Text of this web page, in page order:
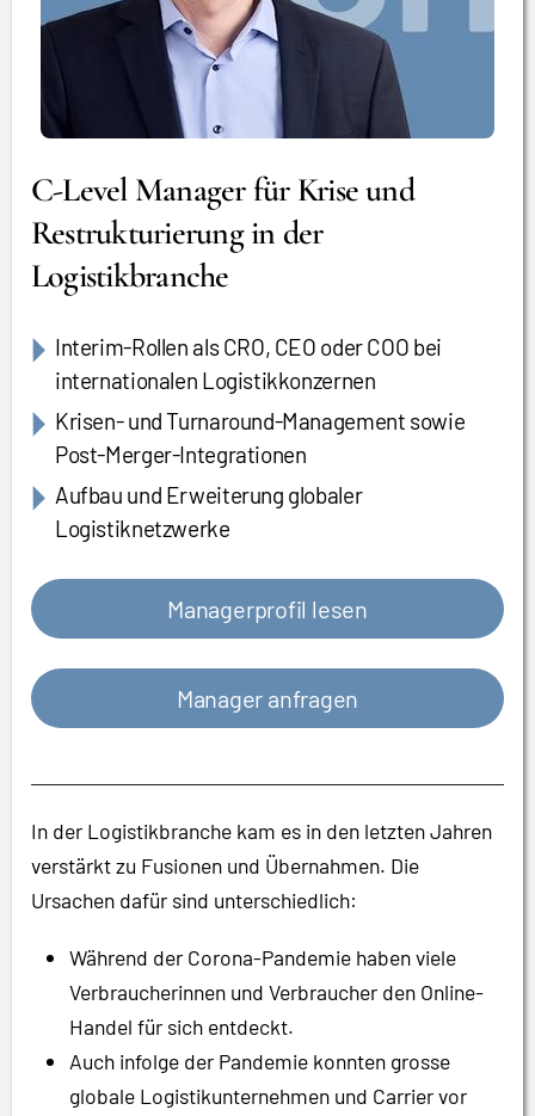
C-Level Manager für Krise und
Restrukturierung in der
Logistikbranche
Interim-Rollen als CRO, CEO oder COO bei
internationalen Logistikkonzernen
Krisen- und Turnaround-Management sowie
Post-Merger-Integrationen
Aufbau und Erweiterung globaler
Logistiknetzwerke
Managerprofil lesen
Manager anfragen
In der Logistikbranche kam es in den letzten Jahren
verstärkt zu Fusionen und Übernahmen. Die
Ursachen dafür sind unterschiedlich:
Während der Corona-Pandemie haben viele
Verbraucherinnen und Verbraucher den Online-
Handel für sich entdeckt.
Auch infolge der Pandemie konnten grosse
globale Logistikunternehmen und Carrier vor